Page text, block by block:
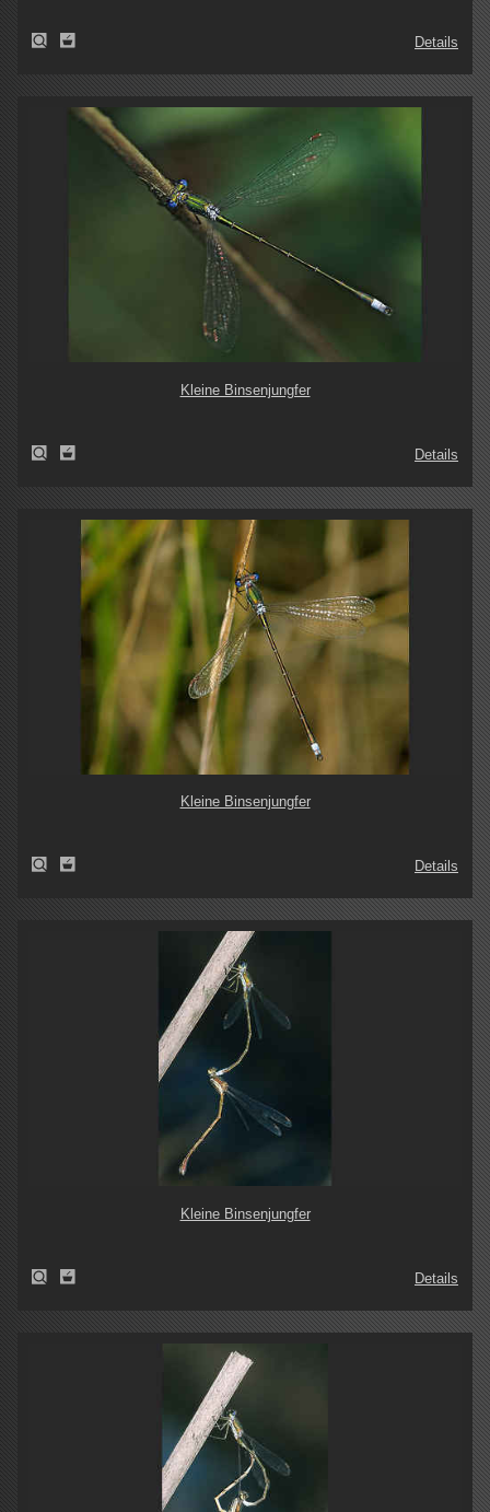
Details
Kleine Binsenjungfer
Details
Kleine Binsenjungfer
Details
Kleine Binsenjungfer
Details